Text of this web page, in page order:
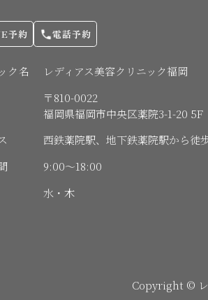
予約 電話予約
ク名 レディアス美容クリニック福岡
〒810-0022
福岡県福岡市中央区薬院3-1-20 5F
西鉄薬院駅、地下鉄薬院駅から徒
9:00〜18:00
水・木
Copyright © レ